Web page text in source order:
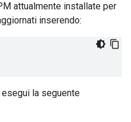
attualmente installate per
inserendo:
la seguente